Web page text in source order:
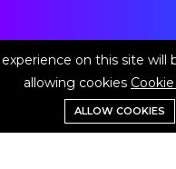
experience on this site will
allowing cookies
ALLOW COOKIES